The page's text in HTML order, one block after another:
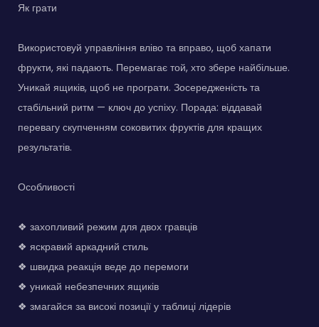
Як грати
Використовуй управління вліво та вправо, щоб хапати
фрукти, які падають. Перемагає той, хто збере найбільше.
Уникай ящиків, щоб не програти. Зосередженість та
стабільний ритм — ключ до успіху. Порада: віддавай
перевагу скупченням соковитих фруктів для кращих
результатів.
Особливості
❖ захопливий режим для двох гравців
❖ яскравий аркадний стиль
❖ швидка реакція веде до перемоги
❖ уникай небезпечних ящиків
❖ змагайся за високі позиції у таблиці лідерів